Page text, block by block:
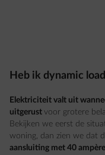
Heb ik dynamic
Elektriciteit valt uit
uitgerust voor grotere
Bekijken we eerst de
woning, dan zien we dat
aansluiting met 40